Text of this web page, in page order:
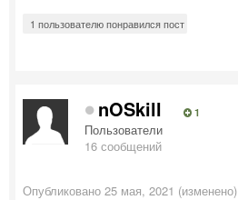
1 пользователю понравился пост
nOSkill 1
Пользователи
16 сообщений
Опубликовано 25 мая, 2021 (изменено)